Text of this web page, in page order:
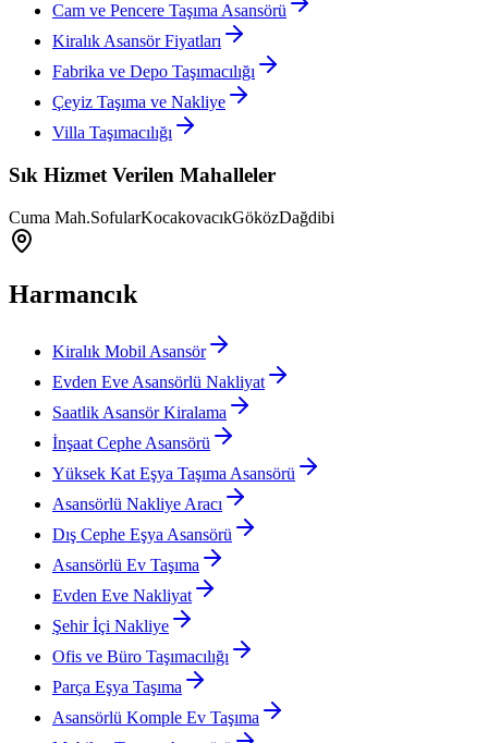
Cam ve Pencere Taşıma Asansörü
Kiralık Asansör Fiyatları
Fabrika ve Depo Taşımacılığı
Çeyiz Taşıma ve Nakliye
Villa Taşımacılığı
Sık Hizmet Verilen Mahalleler
Cuma Mah.SofularKocakovacıkGöközDağdibi
Harmancık
Kiralık Mobil Asansör
Evden Eve Asansörlü Nakliyat
Saatlik Asansör Kiralama
İnşaat Cephe Asansörü
Yüksek Kat Eşya Taşıma Asansörü
Asansörlü Nakliye Aracı
Dış Cephe Eşya Asansörü
Asansörlü Ev Taşıma
Evden Eve Nakliyat
Şehir İçi Nakliye
Ofis ve Büro Taşımacılığı
Parça Eşya Taşıma
Asansörlü Komple Ev Taşıma